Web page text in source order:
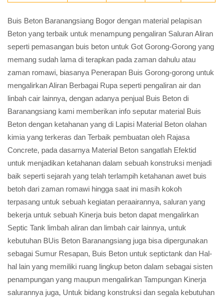
Buis Beton Baranangsiang Bogor dengan material pelapisan
Beton yang terbaik untuk menampung pengaliran Saluran Aliran
seperti pemasangan buis beton untuk Got Gorong-Gorong yang
memang sudah lama di terapkan pada zaman dahulu atau
zaman romawi, biasanya Penerapan Buis Gorong-gorong untuk
mengalirkan Aliran Berbagai Rupa seperti pengaliran air dan
linbah cair lainnya, dengan adanya penjual Buis Beton di
Baranangsiang kami memberikan info seputar material Buis
Beton dengan ketahanan yang di Lapisi Material Beton olahan
kimia yang terkeras dan Terbaik pembuatan oleh Rajasa
Concrete, pada dasarnya Material Beton sangatlah Efektid
untuk menjadikan ketahanan dalam sebuah konstruksi menjadi
baik seperti sejarah yang telah terlampih ketahanan awet buis
betoh dari zaman romawi hingga saat ini masih kokoh
terpasang untuk sebuah kegiatan peraairannya, saluran yang
bekerja untuk sebuah Kinerja buis beton dapat mengalirkan
Septic Tank limbah aliran dan limbah cair lainnya, untuk
kebutuhan BUis Beton Baranangsiang juga bisa dipergunakan
sebagai Sumur Resapan, Buis Beton untuk septictank dan Hal-
hal lain yang memiliki ruang lingkup beton dalam sebagai sisten
penampungan yang maupun mengalirkan Tampungan Kinerja
salurannya juga, Untuk bidang konstruksi dan segala kebutuhan